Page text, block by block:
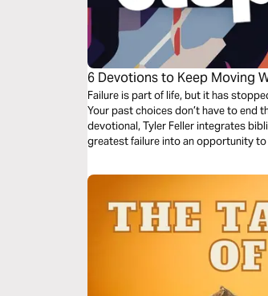
6 Devotions to Keep Moving
Failure is part of life, but it has
Your past choices don’t have to end
devotional, Tyler Feller integrates
greatest failure into an opportunity to